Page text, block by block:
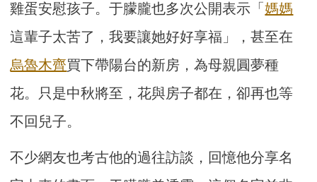
雞蛋安慰孩子。于朦朧也多次公開表示「媽媽
這輩子太苦了，我要讓她好好享福」，甚至在
烏魯木齊買下帶陽台的新房，為母親圓夢種
花。只是中秋將至，花與房子都在，卻再也等
不回兒子。
不少網友也考古他的過往訪談，回憶他分享名